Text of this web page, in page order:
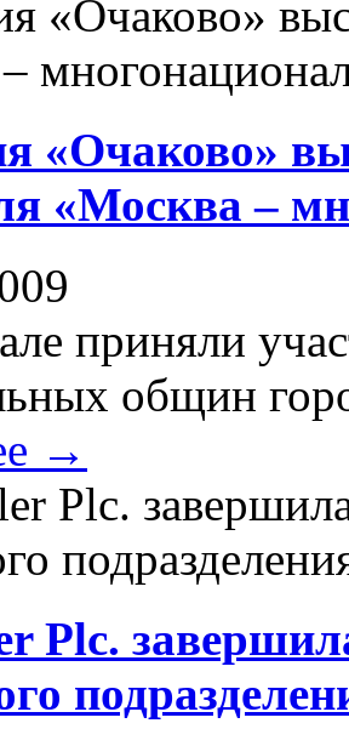
«Очаково»
«Москва –
приняли
общин
→
Plc.